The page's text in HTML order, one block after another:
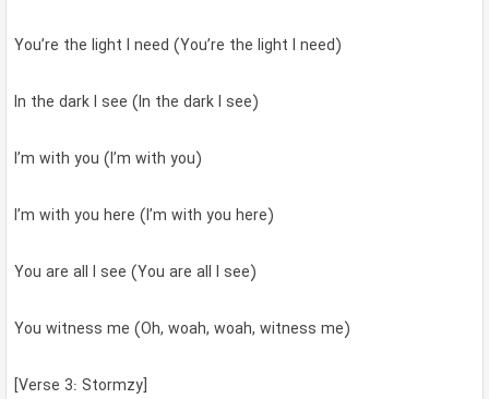
You’re the light I need (You’re the light I need)
In the dark I see (In the dark I see)
I’m with you (I’m with you)
I’m with you here (I’m with you here)
You are all I see (You are all I see)
You witness me (Oh, woah, woah, witness me)
[Verse 3: Stormzy]